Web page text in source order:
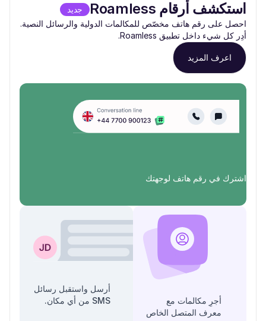
استكشف أرقام Roamless
جديد
احصل على رقم هاتف مخصّص للمكالمات الدولية والرسائل النصية.
أدِر كل شيء داخل تطبيق Roamless.
اعرف المزيد
اشترك في رقم هاتف لوجهتك
أجرِ مكالمات مع
معرف المتصل الخاص
أرسل واستقبل رسائل
SMS من أي مكان.